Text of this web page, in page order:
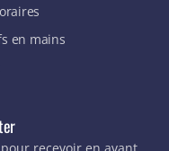
en mains
recevoir en avant